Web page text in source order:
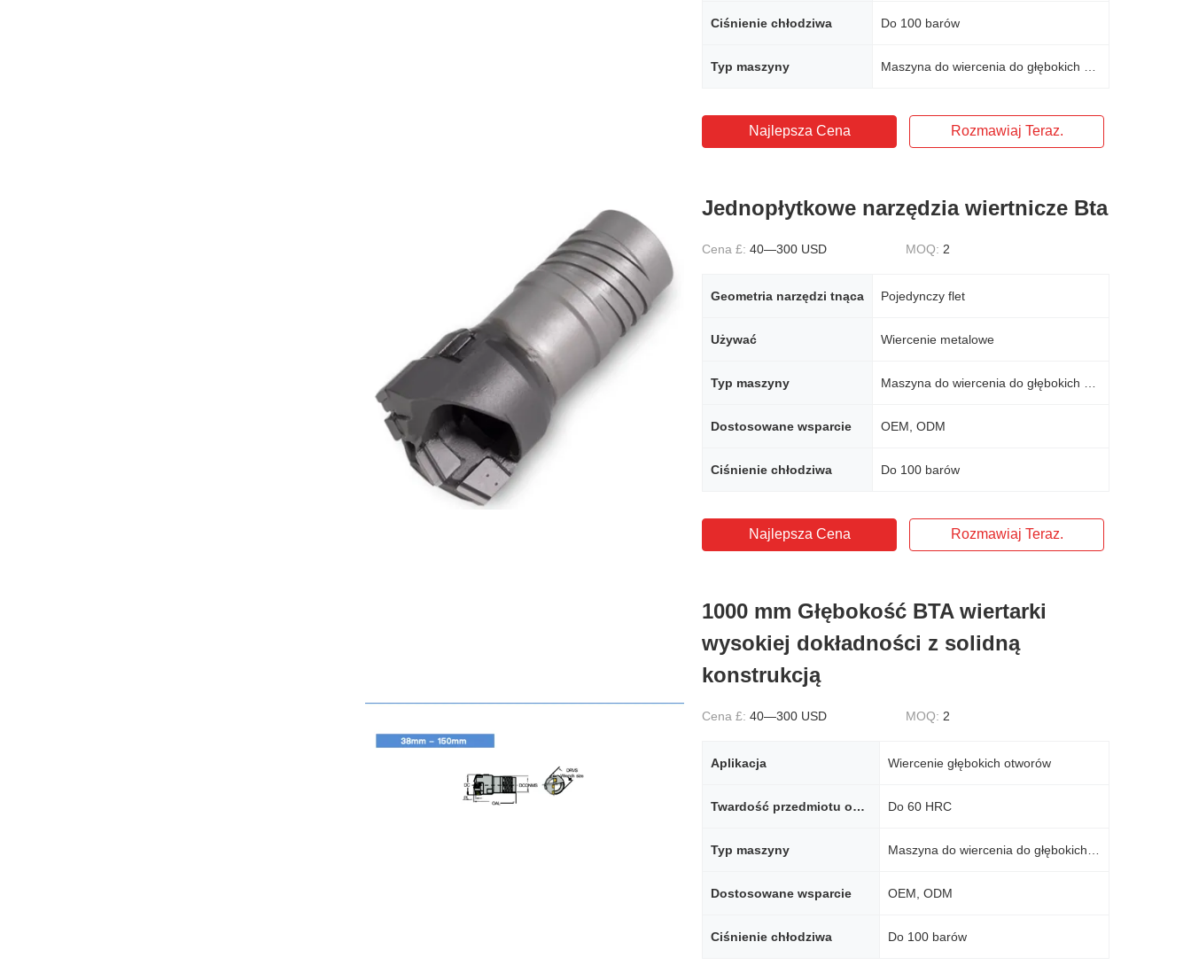
Ciśnienie chłodziwa Do 100 barów
Typ maszyny
Najlepsza Cena Rozmawiaj Teraz.
Jednopłytkowe narzędzia wiertnicze Bta
Cena £: 40—300 USD MOQ: 2
Geometria narzędzi tnąca Pojedynczy flet
Używać Wiercenie metalowe
Typ maszyny
Dostosowane wsparcie OEM, ODM
Ciśnienie chłodziwa Do 100 barów
Najlepsza Cena Rozmawiaj Teraz.
1000 mm Głębokość BTA wiertarki
wysokiej dokładności z solidną
konstrukcją
Cena £: 40—300 USD MOQ: 2
Aplikacja Wiercenie głębokich otworów
Twardość przedmiotu obrabianego Do 60 HRC
Typ maszyny
Dostosowane wsparcie OEM, ODM
Ciśnienie chłodziwa Do 100 barów